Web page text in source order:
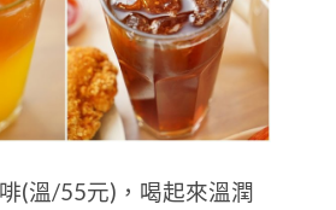
(溫/55元)，喝起來溫潤